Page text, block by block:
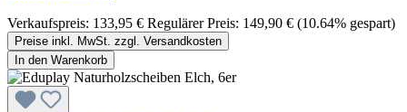
Verkaufspreis: 133,95 € Regulärer Preis: 149,90 € (10.64% gespart)
Preise inkl. MwSt. zzgl. Versandkosten
In den Warenkorb